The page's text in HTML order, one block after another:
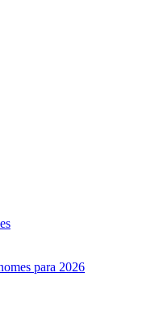
para 2026